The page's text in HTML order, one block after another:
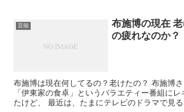
芸能
布施博の現在
の疲れなのか？
布施博は現在何してるの？老けたの？ 布施博
「伊東家の食卓」というバラエティー番組に
たけど、 最近は、たまにテレビのドラマで見